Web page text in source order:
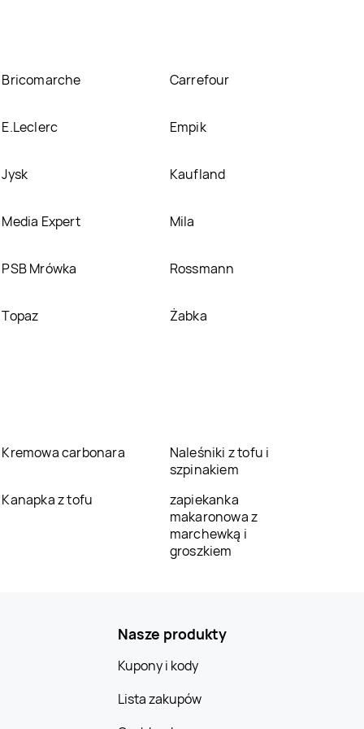
Bricomarche Carrefour
E.Leclerc Empik
Jysk Kaufland
Media Expert Mila
PSB Mrówka Rossmann
Topaz Żabka
Kremowa carbonara
Naleśniki z tofu i
szpinakiem
Kanapka z tofu
zapiekanka
makaronowa z
marchewką i
groszkiem
Nasze produkty
Kupony i kody
Lista zakupów